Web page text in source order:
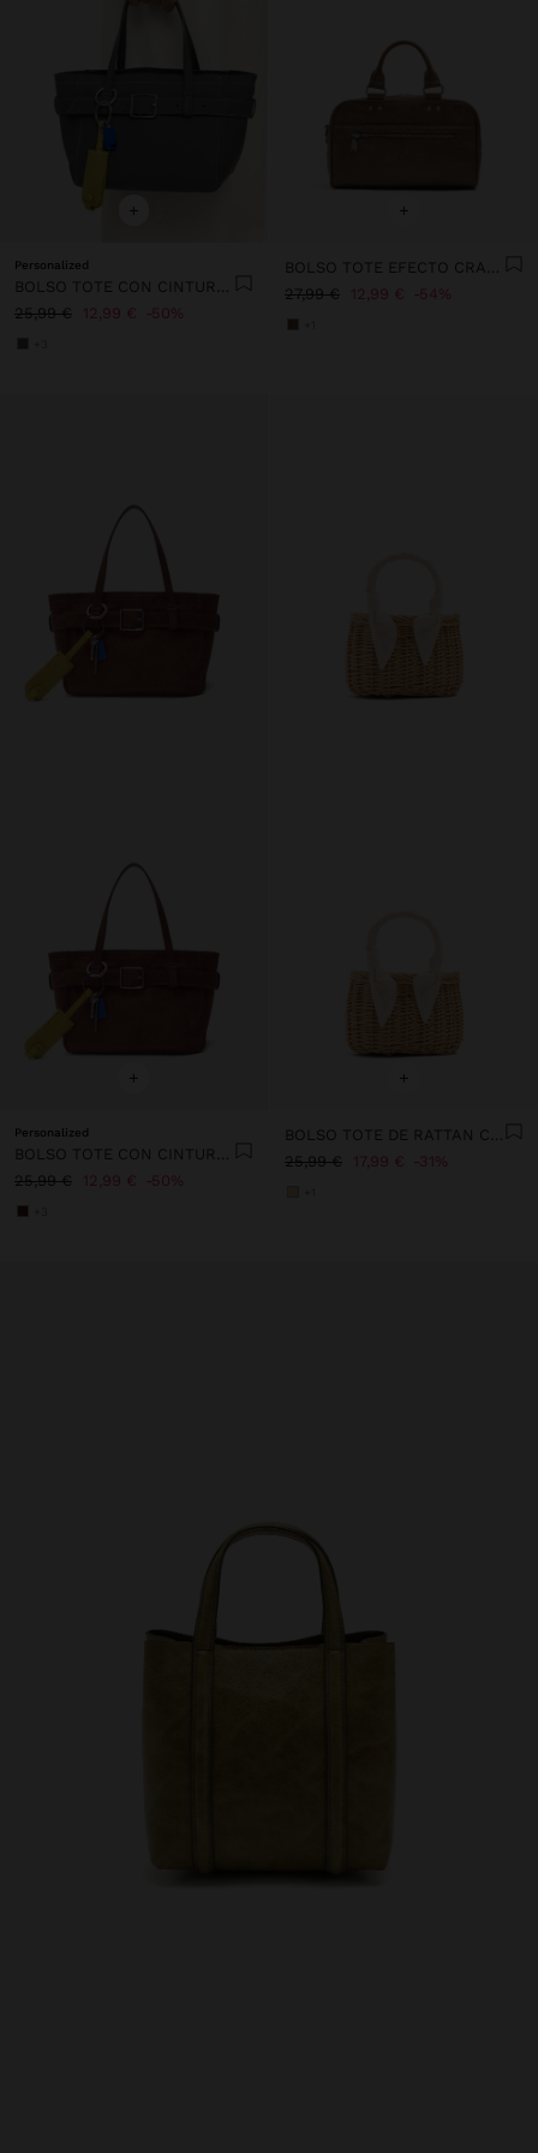
+
Personalized
25,99 €
12,99 € 50%
+
27,99 €
12,99 € 54%
+
Personalized
BOLSO TOTE CON CINTURÓN Y COLGANTE
25,99 €
12,99 € 50%
+
BOLSO TOTE DE RATTAN CON ASA TRENZADA
25,99 €
17,99 € 31%